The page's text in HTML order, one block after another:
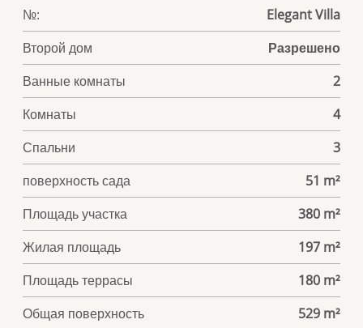
№:
Elegant Villa
Второй дом
Разрешено
Ванные комнаты
2
Комнаты
4
Спальни
3
поверхность сада
51 m²
Площадь участка
380 m²
Жилая площадь
197 m²
Площадь террасы
180 m²
Общая поверхность
529 m²